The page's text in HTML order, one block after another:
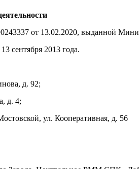
от 13.02.2020, выданной
сентября 2013 года.
д. 92;
д. 4;
ул. Кооперативная, д. 56